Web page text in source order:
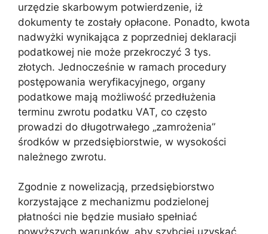
urzędzie skarbowym potwierdzenie, iż
dokumenty te zostały opłacone. Ponadto, kwota
nadwyżki wynikająca z poprzedniej deklaracji
podatkowej nie może przekroczyć 3 tys.
złotych. Jednocześnie w ramach procedury
postępowania weryfikacyjnego, organy
podatkowe mają możliwość przedłużenia
terminu zwrotu podatku VAT, co często
prowadzi do długotrwałego „zamrożenia”
środków w przedsiębiorstwie, w wysokości
należnego zwrotu.
Zgodnie z nowelizacją, przedsiębiorstwo
korzystające z mechanizmu podzielonej
płatności nie będzie musiało spełniać